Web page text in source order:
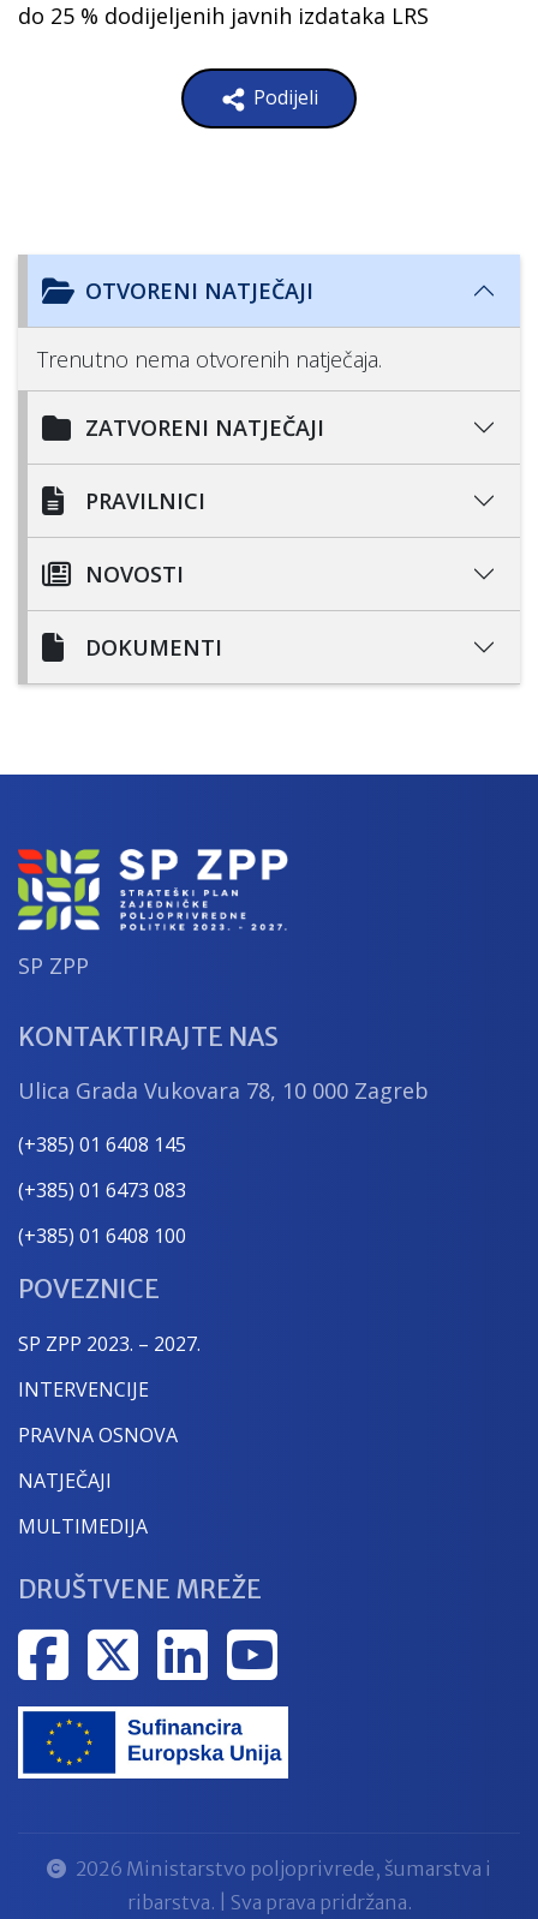
do 25 % dodijeljenih javnih izdataka LRS
Podijeli
OTVORENI NATJEČAJI
Trenutno nema otvorenih natječaja.
ZATVORENI NATJEČAJI
PRAVILNICI
NOVOSTI
DOKUMENTI
SP ZPP
KONTAKTIRAJTE NAS
Ulica Grada Vukovara 78, 10 000 Zagreb
(+385) 01 6408 145
(+385) 01 6473 083
(+385) 01 6408 100
POVEZNICE
SP ZPP 2023. – 2027.
INTERVENCIJE
PRAVNA OSNOVA
NATJEČAJI
MULTIMEDIJA
DRUŠTVENE MREŽE
2026 Ministarstvo poljoprivrede, šumarstva i
ribarstva. | Sva prava pridržana.